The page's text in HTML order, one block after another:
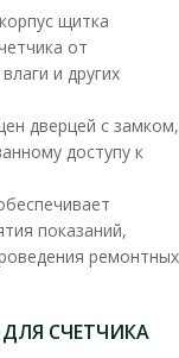
щитка
от
и других
дверцей с замком,
доступу к
показаний,
ремонтных
СЧЕТЧИКА